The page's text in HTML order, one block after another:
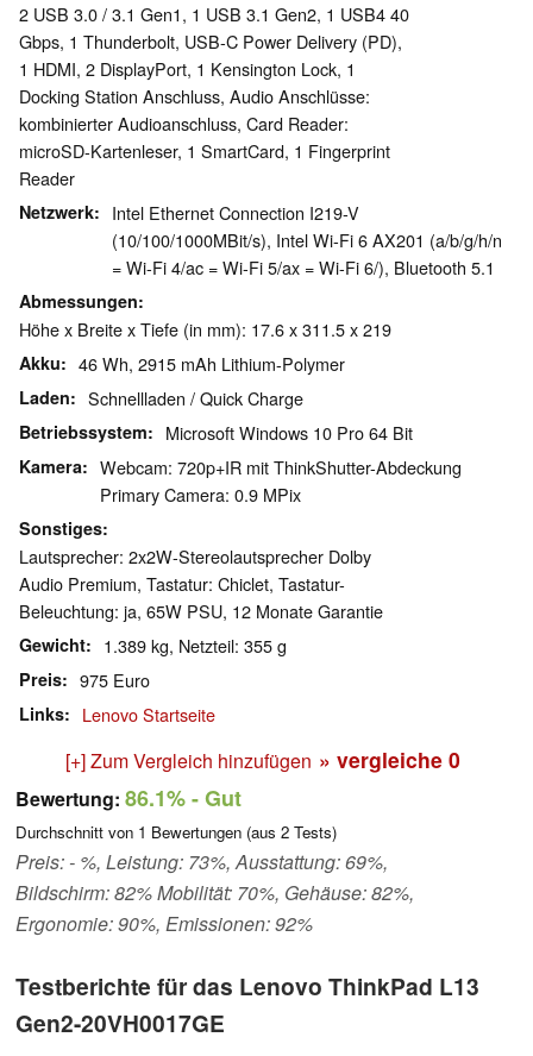
2 USB 3.0 / 3.1 Gen1, 1 USB 3.1 Gen2, 1 USB4 40
Gbps, 1 Thunderbolt, USB-C Power Delivery (PD),
1 HDMI, 2 DisplayPort, 1 Kensington Lock, 1
Docking Station Anschluss, Audio Anschlüsse:
kombinierter Audioanschluss, Card Reader:
microSD-Kartenleser, 1 SmartCard, 1 Fingerprint
Reader
Netzwerk
Intel Ethernet Connection I219-V
(10/100/1000MBit/s), Intel Wi-Fi 6 AX201 (a/b/g/h/n
= Wi-Fi 4/ac = Wi-Fi 5/ax = Wi-Fi 6/), Bluetooth 5.1
Abmessungen
Höhe x Breite x Tiefe (in mm): 17.6 x 311.5 x 219
Akku 46 Wh, 2915 mAh Lithium-Polymer
Laden Schnellladen / Quick Charge
Betriebssystem Microsoft Windows 10 Pro 64 Bit
Kamera
Webcam: 720p+IR mit ThinkShutter-Abdeckung
Primary Camera: 0.9 MPix
Sonstiges
Lautsprecher: 2x2W-Stereolautsprecher Dolby
Audio Premium, Tastatur: Chiclet, Tastatur-
Beleuchtung: ja, 65W PSU, 12 Monate Garantie
Gewicht 1.389 kg, Netzteil: 355 g
Preis 975 Euro
Links Lenovo Startseite
[+] Zum Vergleich hinzufügen » vergleiche 0
Bewertung: 86.1%- Gut
Durchschnitt von 1 Bewertungen (aus 2 Tests)
Preis: - %, Leistung: 73%, Ausstattung: 69%,
Bildschirm: 82% Mobilität: 70%, Gehäuse: 82%,
Ergonomie: 90%, Emissionen: 92%
Testberichte für das Lenovo ThinkPad L13
Gen2-20VH0017GE